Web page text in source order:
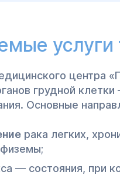
услуги
центра
грудной
Основные
рака легких,
— состояния, при